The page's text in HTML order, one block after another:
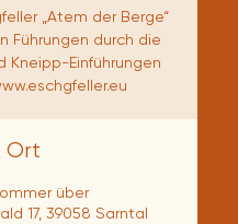
„Atem der Berge“
Führungen durch die
Kneipp-Einführungen
Ort
über
17, 39058 Sarntal